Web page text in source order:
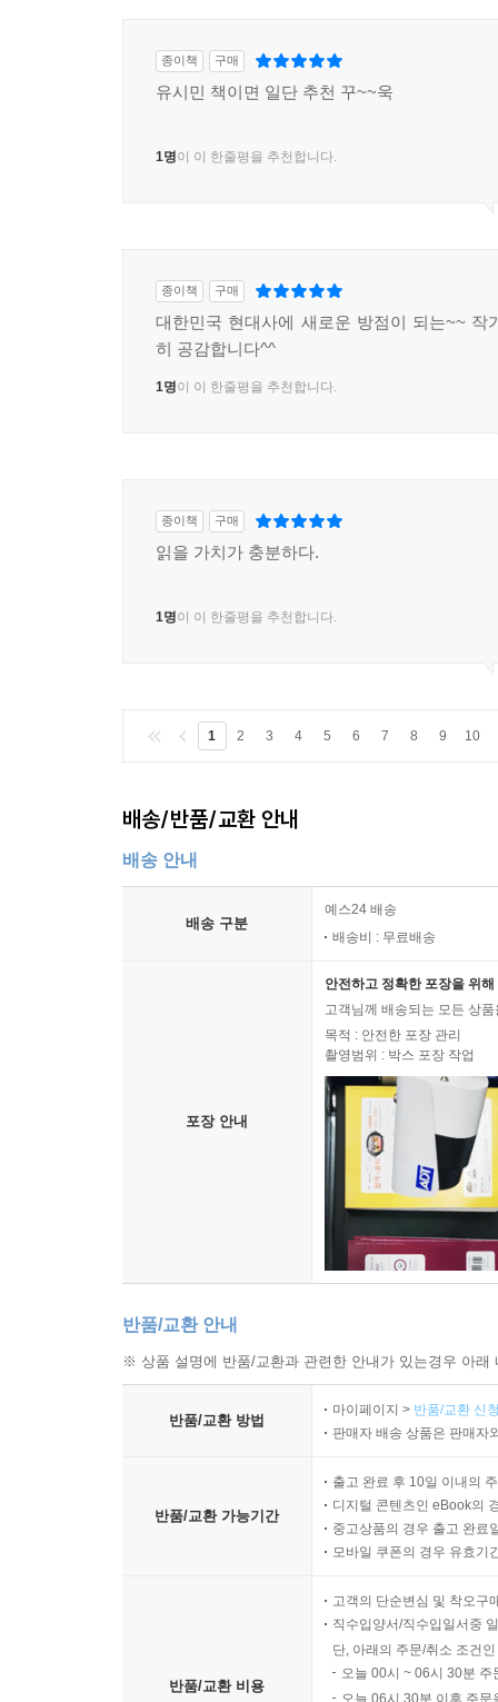
‘백 원짜리’ 욕을 섞어가며 학생회 지도부를 성
다. 심상정. 아, 저 친구가 여러 학회의 여학생들
지 못했다. (225쪽)
노무현 대통령은 스스로 권력의 권위주의를 무
다는 의지를 분명히 했으며 국정원장의 독대보고
다. 한칠레 자유무역협정 폐기를 주장하며 서울
하고 경찰청장을 경질했다. 한나라당과 민주당이
던 것 같다. 조그만 흰색 종이봉투 안에 더 작은
투에 넣어 제출했다. 결과가 나오면 담임선생님
심하라는 ‘19금 식별법’도 있었다. 제일 널리 퍼
다. “포스터 그리기 지겹다 통일해라.” (363쪽)
동독이라는 위험요소를 제거하려 하지 않고 막
었으며 동독 정부의 무장을 해제했다. 노태우 대
기본질서에 입각한 평화적 통일에 이르는 길은
세월호의 비극은, 어쩌면 우리에게 올지도 모를
음 보았다. 삼풍백화점 붕괴사고나 노무현 대통
후보 경선 등 정당의 행사는 물론이요 지역축제
정과 희생자들의 고통에 대한 공명共鳴이 아니
친구들에게 전하려고 했던 사랑과 우정에 대한
들이 마지막 순간까지 겪어야 했던 혹심한 고통
종이책 구매
유시민 책이면 일단 추천 꾸~~욱
1명이 이 한줄평을 추천합니다.
종이책 구매
대한민국 현대사에 새로운 방점이 되는~~ 작
히 공감합니다^^
1명이 이 한줄평을 추천합니다.
종이책 구매
읽을 가치가 충분하다.
1명이 이 한줄평을 추천합니다.
1 2 3 4 5 6 7 8 9 10
배송/반품/교환 안내
배송 안내
배송 구분
예스24 배송
배송비 : 무료배송
포장 안내
안전하고 정확한 포장을 위
고객님께 배송되는 모든 상
목적 : 안전한 포장 관리
촬영범위 : 박스 포장 작업
반품/교환 안내
※ 상품 설명에 반품/교환과 관련한 안내가 있는경우 아
반품/교환 방법
마이페이지 > 반품/교환 신
판매자 배송 상품은 판매자
반품/교환 가능기간
출고 완료 후 10일 이내의
디지털 콘텐츠인 eBook의
중고상품의 경우 출고 완료
모바일 쿠폰의 경우 유효기
반품/교환 비용
고객의 단순변심 및 착오구
직수입양서/직수입일서중
단, 아래의 주문/취소 조건
오늘 00시 ~ 06시 30분